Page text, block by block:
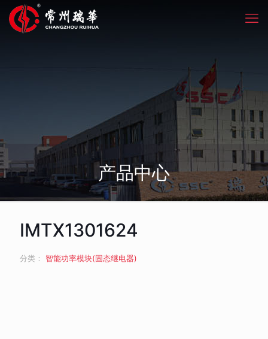
产品中心
IMTX1301624
分类： 智能功率模块(固态继电器)